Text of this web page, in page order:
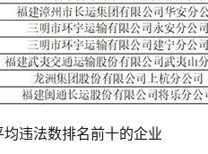
违法数排名前十的企业